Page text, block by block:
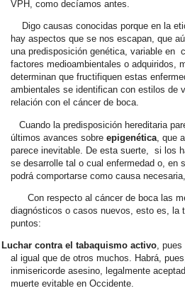
VPH, como decíamos antes.
Digo causas conocidas porque en la
hay aspectos que se nos escapan, que
una predisposición genética, variable en
factores medioambientales o adquiridos,
determinan que fructifiquen estas
ambientales se identifican con estilos de
relación con el cáncer de boca.
Cuando la predisposición hereditaria
últimos avances sobre epigenética , que
parece inevitable. De esta suerte,
si los
se desarrolle tal o cual enfermedad o, en
podrá comportarse como causa
Con respecto al cáncer de boca las
diagnósticos o casos nuevos, esto es, la
puntos:
Luchar contra el tabaquismo activo, pues
al igual que de otros muchos. Habrá,
inmisericorde asesino, legalmente
muerte evitable en Occidente.